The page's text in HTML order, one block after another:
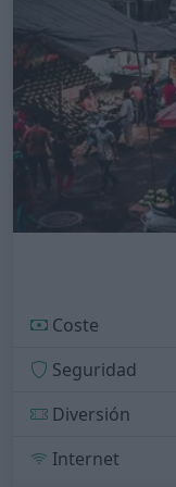
Coste
Seguridad
Diversión
Internet